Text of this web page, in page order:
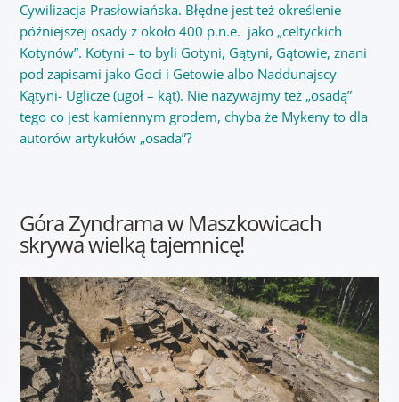
Cywilizacja Prasłowiańska. Błędne jest też określenie
późniejszej osady z około 400 p.n.e. jako „celtyckich
Kotynów”. Kotyni – to byli Gotyni, Gątyni, Gątowie, znani
pod zapisami jako Goci i Getowie albo Naddunajscy
Kątyni- Uglicze (ugoł – kąt). Nie nazywajmy też „osadą”
tego co jest kamiennym grodem, chyba że Mykeny to dla
autorów artykułów „osada”?
Góra Zyndrama w Maszkowicach
skrywa wielką tajemnicę!